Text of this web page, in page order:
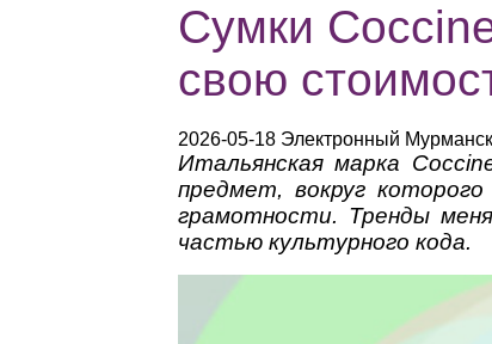
Сумки
свою
2026-05-18 Электронный Мурманск
Итальянская марка
предмет, вокруг
грамотности. Тренды
частью культурного кода.